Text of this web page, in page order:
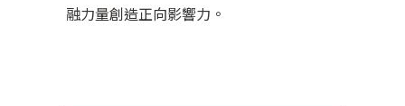
融力量創造正向影響力。